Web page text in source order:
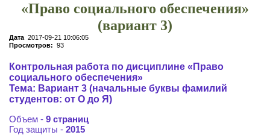
«Право социального обеспечения»
(вариант 3)
Дата 2017-09-21 10:06:05
Просмотров: 93
Контрольная работа по дисциплине «Право
социального обеспечения»
Тема: Вариант 3 (начальные буквы фамилий
студентов: от О до Я)
Объем - 9 страниц
Год защиты - 2015